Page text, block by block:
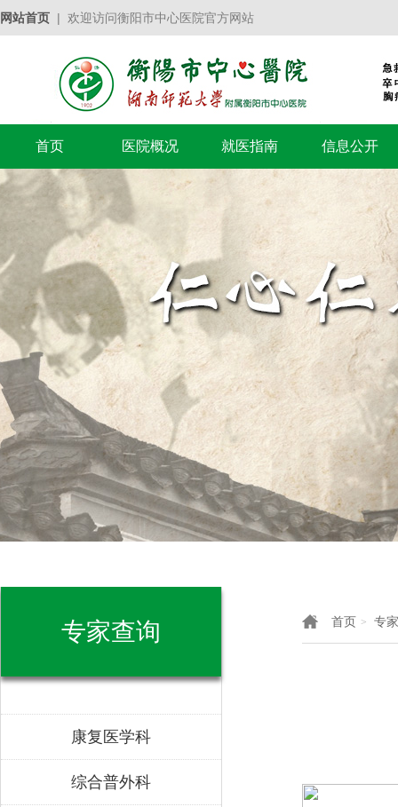
网站首页 | 欢迎访问衡阳市中心医院官方网站
首页 医院概况 就医指南 信息公开
专家查询
康复医学科
综合普外科
首页 > 专